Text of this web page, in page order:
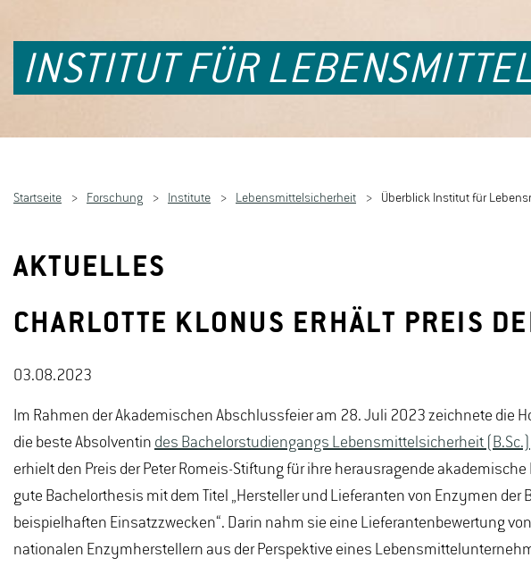
INSTITUT FÜR
Startseite Forschung Institute Lebensmittelsicherheit Überblick Institut für
AKTUELLES
CHARLOTTE KLONUS ERHÄLT PREIS
03.08.2023
Im Rahmen der Akademischen Abschlussfeier am 28. Juli 2023 zeichnete die
die beste Absolventin des Bachelorstudiengangs Lebensmittelsicherheit (B.Sc.)
erhielt den Preis der Peter Romeis-Stiftung für ihre herausragende
gute Bachelorthesis mit dem Titel „Hersteller und Lieferanten von Enzymen der
beispielhaften Einsatzzwecken“. Darin nahm sie eine Lieferantenbewertung
nationalen Enzymherstellern aus der Perspektive eines